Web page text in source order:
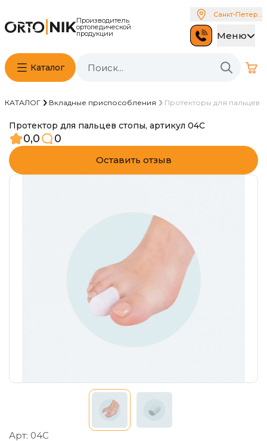
Производитель
ортопедической
продукции
Санкт-
Меню
Каталог
КАТАЛОГ Вкладные приспособления Протекторы для пальцев
Протектор для пальцев стопы, артикул 04С
0,0 0
Оставить отзыв
Арт: 04С